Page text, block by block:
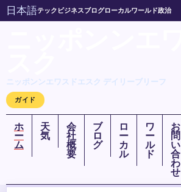
日本語テック ビジネスブログローカルワールド政治
ニッポンンエワスドエスク デイリーブリーフ
ガイド
ホ
ー
ム
天
気
会
社
概
要
ブ
ロ
グ
ロ
ー
カ
ル
ワ
ー
ル
ド
お
問
い
合
わ
せ